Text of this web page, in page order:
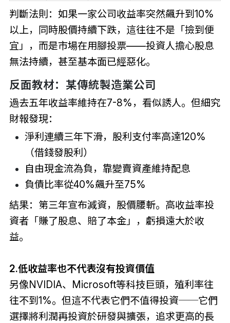
判斷法則：如果一家公司收益率突然飆升到10%
以上，同時股價持續下跌，這往往不是「撿到便
宜」，而是市場在用腳投票——投資人擔心股息
無法持續，甚至基本面已經惡化。
反面教材：某傳統製造業公司
過去五年收益率維持在7-8%，看似誘人。但細究
財報發現：
淨利連續三年下滑，股利支付率高達120%
（借錢發股利）
自由現金流為負，靠變賣資產維持配息
負債比率從40%飆升至75%
結果：第三年宣布減資，股價腰斬。高收益率投
資者「賺了股息、賠了本金」，虧損遠大於收
益。
2.低收益率也不代表沒有投資價值
另像NVIDIA、Microsoft等科技巨頭，殖利率往
往不到1%。但這不代表它們不值得投資──它們
選擇將利潤再投資於研發與擴張，追求更高的長